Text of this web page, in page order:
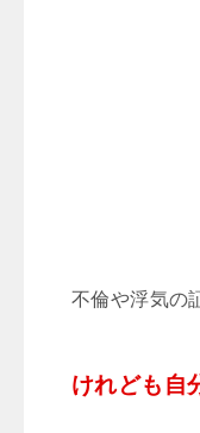
不倫や浮気の
けれども自